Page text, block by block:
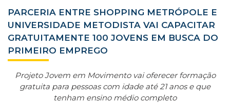
PARCERIA ENTRE SHOPPING METRÓPOLE E
UNIVERSIDADE METODISTA VAI CAPACITAR
GRATUITAMENTE 100 JOVENS EM BUSCA DO
PRIMEIRO EMPREGO
Projeto Jovem em Movimento vai oferecer formação
gratuita para pessoas com idade até 21 anos e que
tenham ensino médio completo